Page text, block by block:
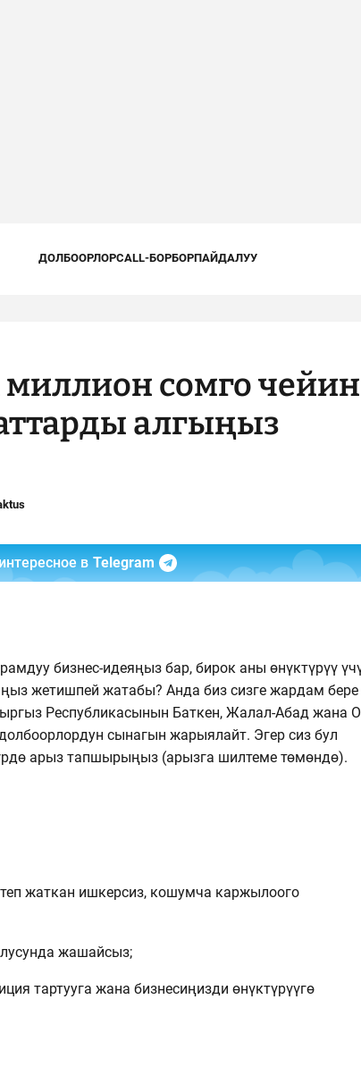
ДОЛБООРЛОРCALL-БОРБОРПАЙДАЛУУ
миллион сомго чейин
алгыңыз
в Telegram
бизнес-идеяңыз бар, бирок аны өнүктүрүү
жетишпей жатабы? Анда биз сизге жардам бере
Республикасынын Баткен, Жалал-Абад жана
сынагын жарыялайт. Эгер сиз бул
арыз тапшырыңыз (арызга шилтеме төмөндө).
жаткан ишкерсиз, кошумча каржылоого
жашайсыз;
тартууга жана бизнесиңизди өнүктүрүүгө